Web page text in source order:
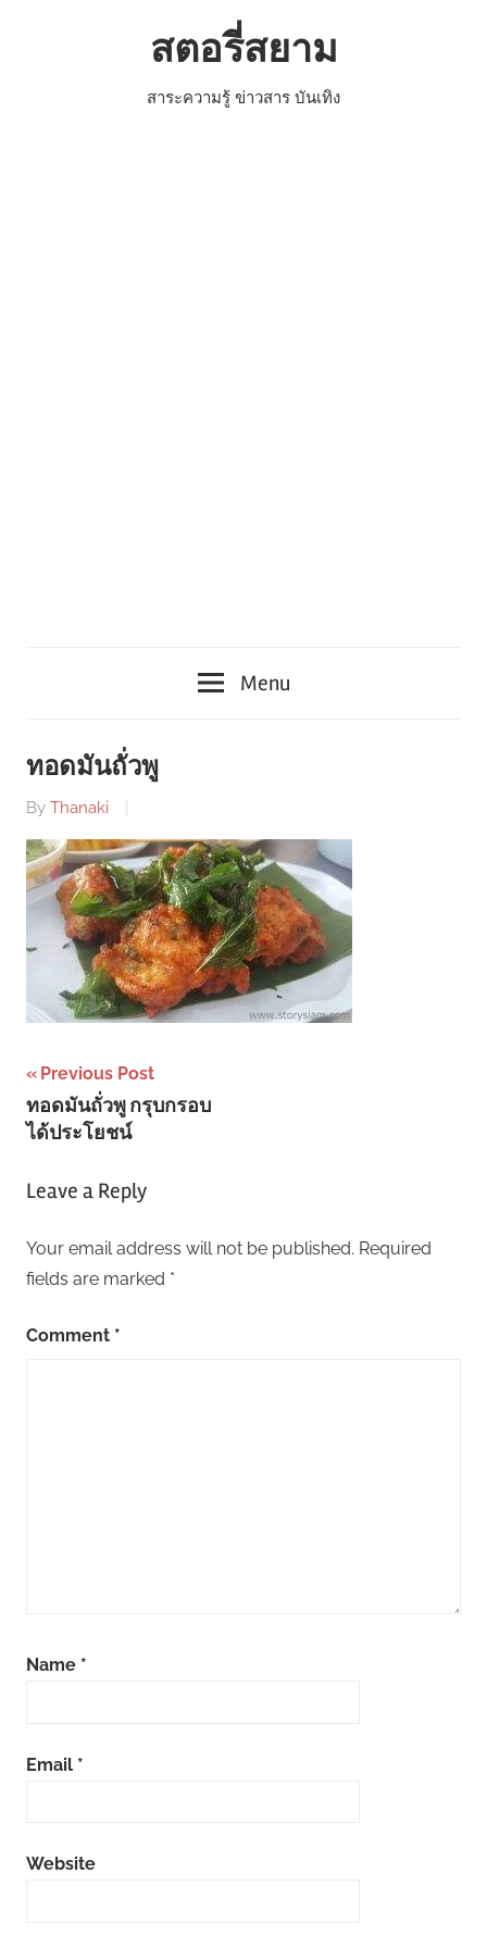
สตอรี่สยาม
สาระความรู้ ข่าวสาร บันเทิง
Menu
ทอดมันถั่วพู
By Thanaki
Post
navigation
Previous Post
ทอดมันถั่วพู กรุบกรอบ
ได้ประโยชน์
Leave a Reply
Your email address will not be published. Required
fields are marked *
Comment *
Name *
Email *
Website